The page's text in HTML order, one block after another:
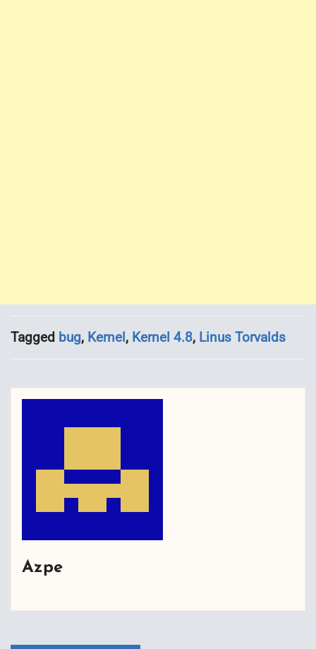
Tagged bug, Kernel, Kernel 4.8, Linus Torvalds
Azpe